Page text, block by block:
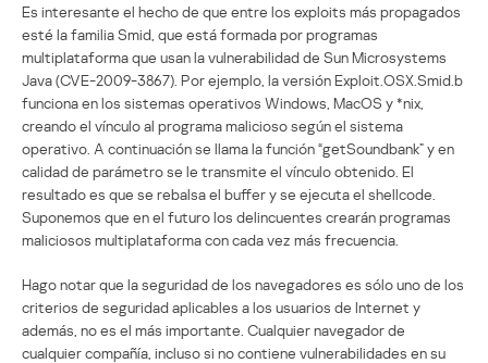
Es interesante el hecho de que entre los exploits más propagados
esté la familia Smid, que está formada por programas
multiplataforma que usan la vulnerabilidad de Sun Microsystems
Java (CVE-2009-3867). Por ejemplo, la versión Exploit.OSX.Smid.b
funciona en los sistemas operativos Windows, MacOS y *nix,
creando el vínculo al programa malicioso según el sistema
operativo. A continuación se llama la función “getSoundbank” y en
calidad de parámetro se le transmite el vínculo obtenido. El
resultado es que se rebalsa el buffer y se ejecuta el shellcode.
Suponemos que en el futuro los delincuentes crearán programas
maliciosos multiplataforma con cada vez más frecuencia.
Hago notar que la seguridad de los navegadores es sólo uno de los
criterios de seguridad aplicables a los usuarios de Internet y
además, no es el más importante. Cualquier navegador de
cualquier compañía, incluso si no contiene vulnerabilidades en su